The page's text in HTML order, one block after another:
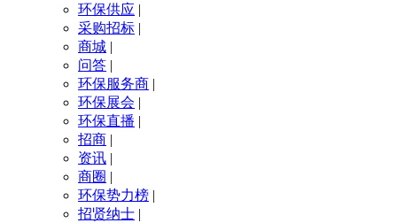
环保供应 |
采购招标 |
商城 |
问答 |
环保服务商 |
环保展会 |
环保直播 |
招商 |
资讯 |
商圈 |
环保势力榜 |
招贤纳士 |